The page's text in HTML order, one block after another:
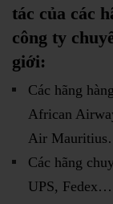
tác của các
công ty
giới:
Các hãng
African
Air
Các hãng
UPS, Fedex…